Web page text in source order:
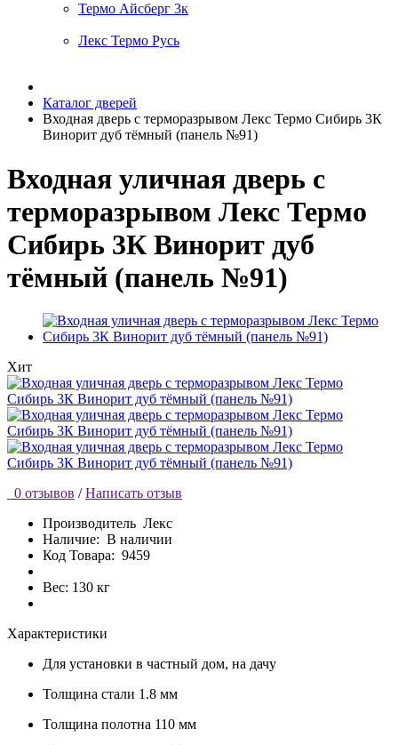
Термо Айсберг 3к
Лекс Термо Русь
Каталог дверей
Входная дверь с терморазрывом Лекс Термо Сибирь 3К
Винорит дуб тёмный (панель №91)
Входная уличная дверь с
терморазрывом Лекс Термо
Сибирь 3К Винорит дуб
тёмный (панель №91)
Хит
0 отзывов / Написать отзыв
Производитель Лекс
Наличие: В наличии
Код Товара: 9459
Вес: 130 кг
Характеристики
Для установки в частный дом, на дачу
Толщина стали 1.8 мм
Толщина полотна 110 мм